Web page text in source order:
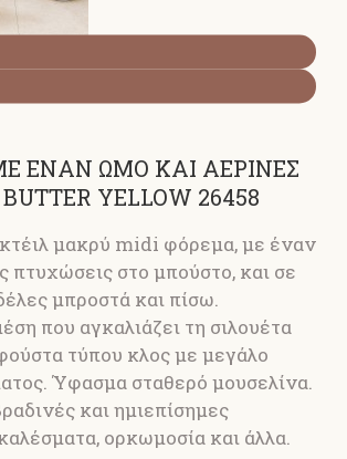
ΕΝΑΝ ΩΜΟ ΚΑΙ ΑΕΡΙΝΕΣ
YELLOW 26458
μακρύ midi φόρεμα, με έναν
πτυχώσεις στο μπούστο, και σε
μπροστά και πίσω.
που αγκαλιάζει τη σιλουέτα
τύπου κλος με μεγάλο
Ύφασμα σταθερό μουσελίνα.
και ημιεπίσημες
ορκωμοσία και άλλα.